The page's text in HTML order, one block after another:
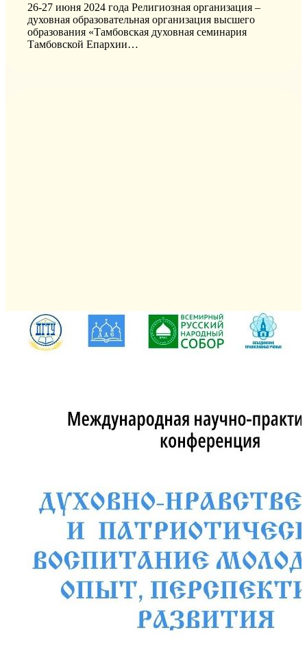
26-27 июня 2024 года Религиозная организация –
духовная образовательная организация высшего
образования «Тамбовская духовная семинария
Тамбовской Епархии…